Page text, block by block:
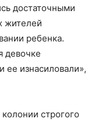
достаточными
жителей
ребенка.
девочке
ее изнасиловали»,
строгого